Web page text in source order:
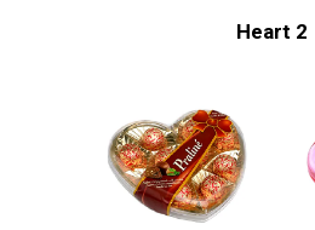
Heart 2